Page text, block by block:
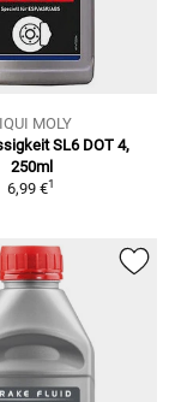
MOLY
SL6 DOT 4,
250ml
6,99 €1